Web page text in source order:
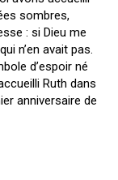
sombres,
: si Dieu me
n’en avait pas.
d’espoir né
Ruth dans
anniversaire de